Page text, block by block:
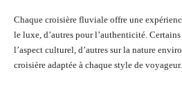
Chaque croisière fluviale offre une
le luxe, d’autres pour l’authenticité.
l’aspect culturel, d’autres sur la nature
croisière adaptée à chaque style de voyageur.